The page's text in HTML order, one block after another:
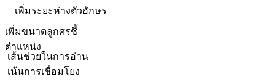
เพิ่มระยะห่างตัวอักษร
เพิ่มขนาดลูกศรชี้
ตำแหน่ง
เส้นช่วยในการอ่าน
เน้นการเชื่อมโยง